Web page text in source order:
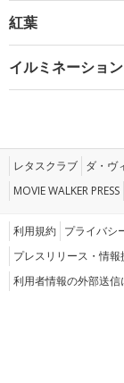
紅葉
イルミネーション
レタスクラブ ダ・ヴ
MOVIE WALKER PRESS
利用規約 プライバシ
プレスリリース・情報
利用者情報の外部送信